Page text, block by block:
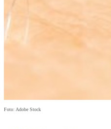
Foto: Adobe Stock